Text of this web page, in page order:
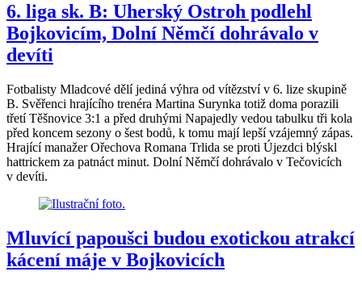
6. liga sk. B: Uherský Ostroh podlehl
Bojkovicím, Dolní Němčí dohrávalo v
devíti
Fotbalisty Mladcové dělí jediná výhra od vítězství v 6. lize skupině
B. Svěřenci hrajícího trenéra Martina Surynka totiž doma porazili
třetí Těšnovice 3:1 a před druhými Napajedly vedou tabulku tři kola
před koncem sezony o šest bodů, k tomu mají lepší vzájemný zápas.
Hrající manažer Ořechova Romana Trlida se proti Újezdci blýskl
hattrickem za patnáct minut. Dolní Němčí dohrávalo v Tečovicích
v devíti.
Mluvící papoušci budou exotickou atrakcí
kácení máje v Bojkovicích